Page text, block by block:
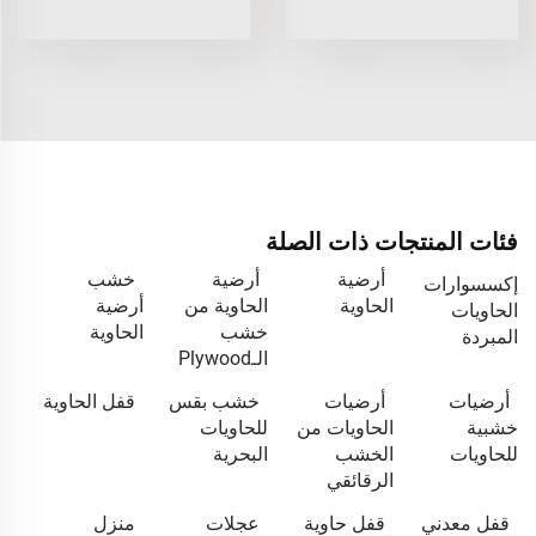
فئات المنتجات ذات الصلة
إكسسوارات
الحاويات
المبردة
أرضية
الحاوية
أرضية
الحاوية من
خشب
الـPlywood
خشب
أرضية
الحاوية
أرضيات
خشبية
للحاويات
أرضيات
الحاويات من
الخشب
الرقائقي
خشب بقس
للحاويات
البحرية
قفل الحاوية
قفل معدني
قفل حاوية
عجلات
منزل